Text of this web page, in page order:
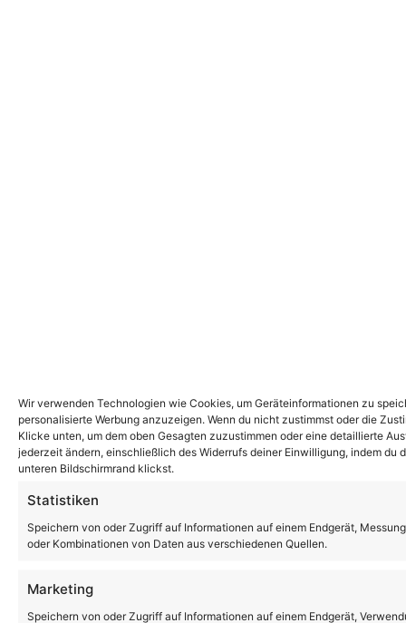
Wir verwenden Technologien wie Cookies, um Geräteinformationen zu
personalisierte Werbung anzuzeigen. Wenn du nicht zustimmst oder die
Klicke unten, um dem oben Gesagten zuzustimmen oder eine detaillierte
jederzeit ändern, einschließlich des Widerrufs deiner Einwilligung, indem
unteren Bildschirmrand klickst.
Statistiken
Speichern von oder Zugriff auf Informationen auf einem Endgerät,
oder Kombinationen von Daten aus verschiedenen Quellen.
Marketing
Speichern von oder Zugriff auf Informationen auf einem Endgerät,